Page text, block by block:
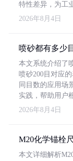
特性差异，为工
2026年8月4日
喷砂都有多少目
本文系统介绍了
喷砂200目对应
同目数的应用场
实践，帮助用户
2026年8月4日
M20化学锚栓
本文详细解析